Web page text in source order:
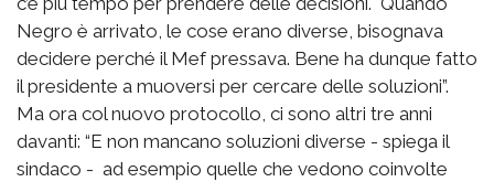
Negro è arrivato, le cose erano diverse, bisognava
decidere perché il Mef pressava. Bene ha dunque fatto
il presidente a muoversi per cercare delle soluzioni”.
Ma ora col nuovo protocollo, ci sono altri tre anni
davanti: “E non mancano soluzioni diverse - spiega il
sindaco - ad esempio quelle che vedono coinvolte